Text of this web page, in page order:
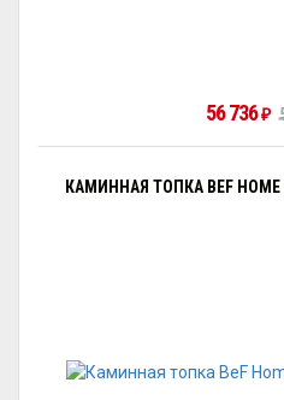
56 736 ₽
КАМИННАЯ ТОПКА BEF HOME